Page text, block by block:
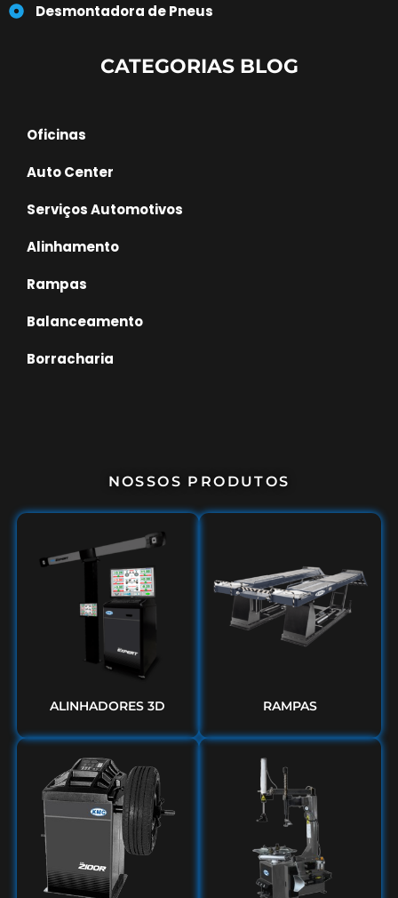
Desmontadora de Pneus
CATEGORIAS BLOG
Oficinas
Auto Center
Serviços Automotivos
Alinhamento
Rampas
Balanceamento
Borracharia
NOSSOS PRODUTOS
ALINHADORES 3D RAMPAS